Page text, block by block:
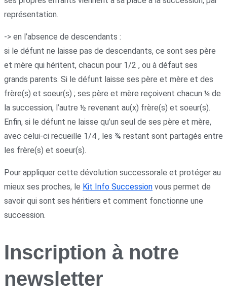
représentation.
-> en l’absence de descendants :
si le défunt ne laisse pas de descendants, ce sont ses père
et mère qui héritent, chacun pour 1/2 , ou à défaut ses
grands parents. Si le défunt laisse ses père et mère et des
frère(s) et soeur(s) ; ses père et mère reçoivent chacun ¼ de
la succession, l’autre ½ revenant au(x) frère(s) et soeur(s).
Enfin, si le défunt ne laisse qu’un seul de ses père et mère,
avec celui-ci recueille 1/4 , les ¾ restant sont partagés entre
les frère(s) et soeur(s).
Pour appliquer cette dévolution successorale et protéger au
mieux ses proches, le Kit Info Succession vous permet de
savoir qui sont ses héritiers et comment fonctionne une
succession.
Inscription à notre
newsletter